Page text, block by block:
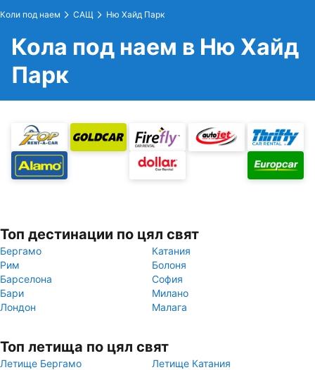
Коли под наем САЩ Ню Хайд Парк
Кола под наем в Ню Хайд
Парк
Топ дестинации по цял свят
Бергамо
Катания
Рим
Болоня
Барселона
София
Бари
Милано
Лондон
Малага
Топ летища по цял свят
Летище Бергамо
Летище Катания